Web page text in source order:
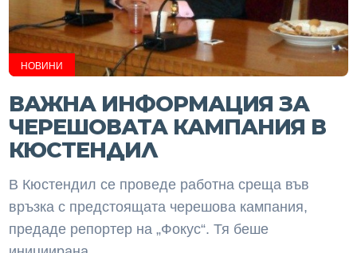
НОВИНИ
ВАЖНА ИНФОРМАЦИЯ ЗА
ЧЕРЕШОВАТА КАМПАНИЯ В
КЮСТЕНДИЛ
В Кюстендил се проведе работна среща във
връзка с предстоящата черешова кампания,
предаде репортер на „Фокус“. Тя беше